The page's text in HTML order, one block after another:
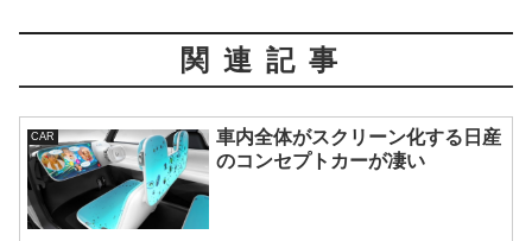
関連記事
CAR
車内全体がスクリーン化する日産
のコンセプトカーが凄い